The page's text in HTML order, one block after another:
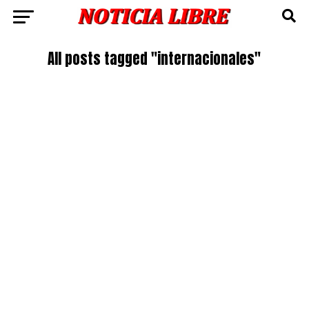
All posts tagged "internacionales"